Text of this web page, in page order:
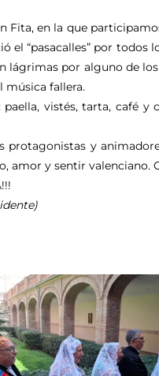
Fita, en la que
“pasacalles” por todos
por alguno de
música fallera.
vistés, tarta, café
y
amor y sentir valenciano.